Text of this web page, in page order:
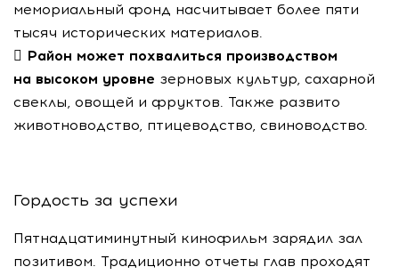
мемориальный фонд насчитывает более пяти
тысяч исторических материалов.
 Район может похвалиться производством
на высоком уровне зерновых культур, сахарной
свеклы, овощей и фруктов. Также развито
животноводство, птицеводство, свиноводство.
Гордость за успехи
Пятнадцатиминутный кинофильм зарядил зал
позитивом. Традиционно отчеты глав проходят